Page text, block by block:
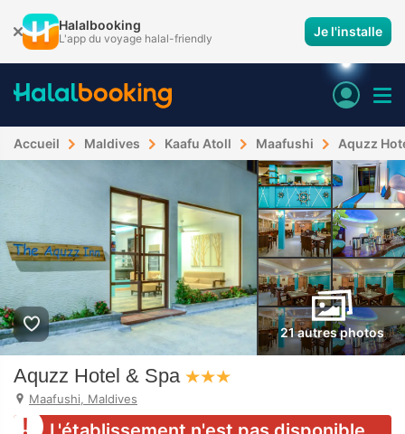
Halalbooking
L'app du voyage halal-friendly Je l'installe
Accueil Maldives Kaafu Atoll Maafushi Aquzz
21 autres photos
Aquzz Hotel & Spa
Maafushi, Maldives